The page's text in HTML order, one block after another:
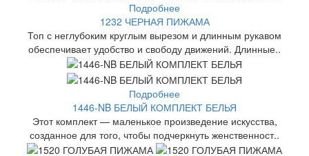
Подробнее
1232 ЧЕРНАЯ ПИЖАМА
Топ с неглубоким круглым вырезом и длинным рукавом
обеспечивает удобство и свободу движений. Длинные..
Подробнее
1446-NB БЕЛЫЙ КОМПЛЕКТ БЕЛЬЯ
Этот комплект — маленькое произведение искусства,
созданное для того, чтобы подчеркнуть женственност..